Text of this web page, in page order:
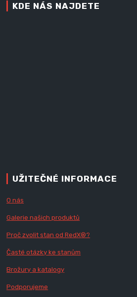
KDE NÁS NAJDETE
UŽITEČNÉ INFORMACE
O nás
Galerie našich produktů
Proč zvolit stan od RedX®?
Časté otázky ke stanům
Brožury a katalogy
Podporujeme